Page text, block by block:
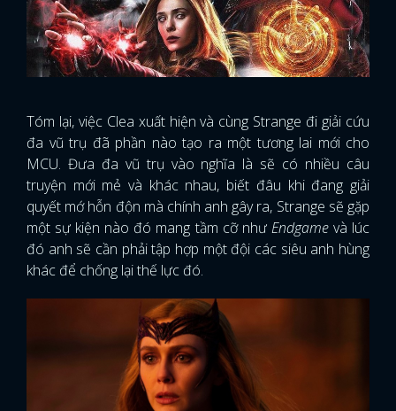
Tóm lại, việc Clea xuất hiện và cùng Strange đi giải cứu
đa vũ trụ đã phần nào tạo ra một tương lai mới cho
MCU. Đưa đa vũ trụ vào nghĩa là sẽ có nhiều câu
truyện mới mẻ và khác nhau, biết đâu khi đang giải
quyết mớ hỗn độn mà chính anh gây ra, Strange sẽ gặp
một sự kiện nào đó mang tầm cỡ như Endgame và lúc
đó anh sẽ cần phải tập hợp một đội các siêu anh hùng
khác để chống lại thế lực đó.